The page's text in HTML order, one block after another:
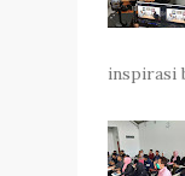
inspirasi